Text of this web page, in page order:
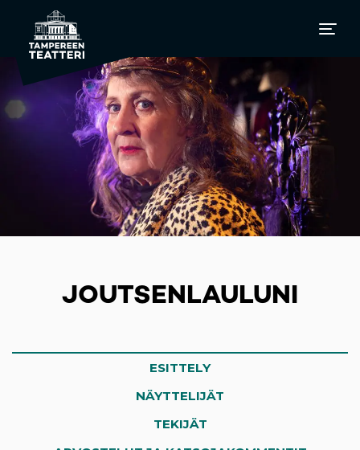
JOUTSENLAULUNI
ESITTELY
NÄYTTELIJÄT
TEKIJÄT